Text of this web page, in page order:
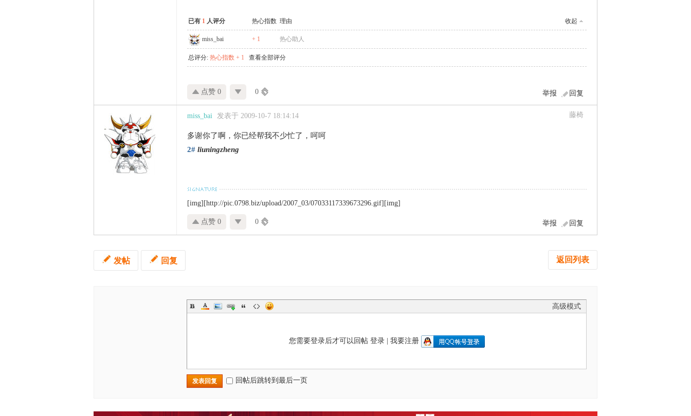
已有 1 人评分 热心指数 收起
理由
miss_bai + 1 热心助人
总评分: 热心指数 + 1 查看全部评分
回复
举报
点赞 0 0
藤椅
miss_bai 发表于 2009-10-7 18:14:14
多谢你了啊，你已经帮我不少忙了，呵呵
2# liuningzheng
[img][http://pic.0798.biz/upload/2007_03/07033117339673296.gif][img]
回复
举报
点赞 0 0
返回列表
发帖 回复
高级模式
您需要登录后才可以回帖 登录| 我要注册
发表回复 回帖后跳转到最后一页